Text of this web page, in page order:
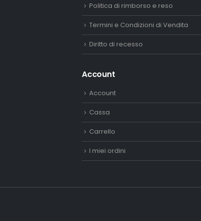
Politica di rimborso e reso
Termini e Condizioni di Vendita
Diritto di recesso
Account
Account
Cassa
Carrello
I miei ordini